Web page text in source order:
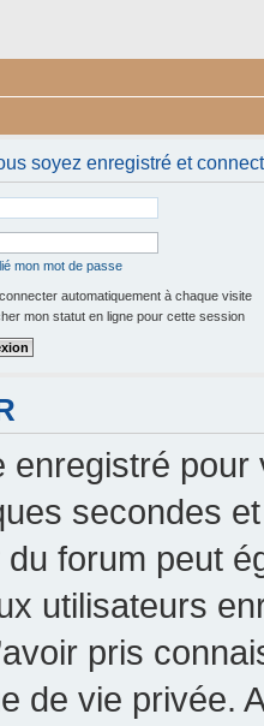
soyez enregistré et
mon mot de passe
automatiquement à chaque visite
mon statut en ligne pour cette session
pour
secondes
du forum peut
utilisateurs
pris
de vie privée.